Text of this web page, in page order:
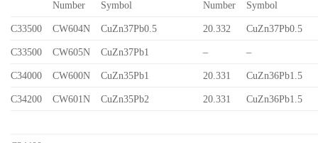
Number Symbol Number Symbol
C33500 CW604N CuZn37Pb0.5 20.332 CuZn37Pb0.5
C33500 CW605N CuZn37Pb1 – –
C34000 CW600N CuZn35Pb1 20.331 CuZn36Pb1.5
C34200 CW601N CuZn35Pb2 20.331 CuZn36Pb1.5